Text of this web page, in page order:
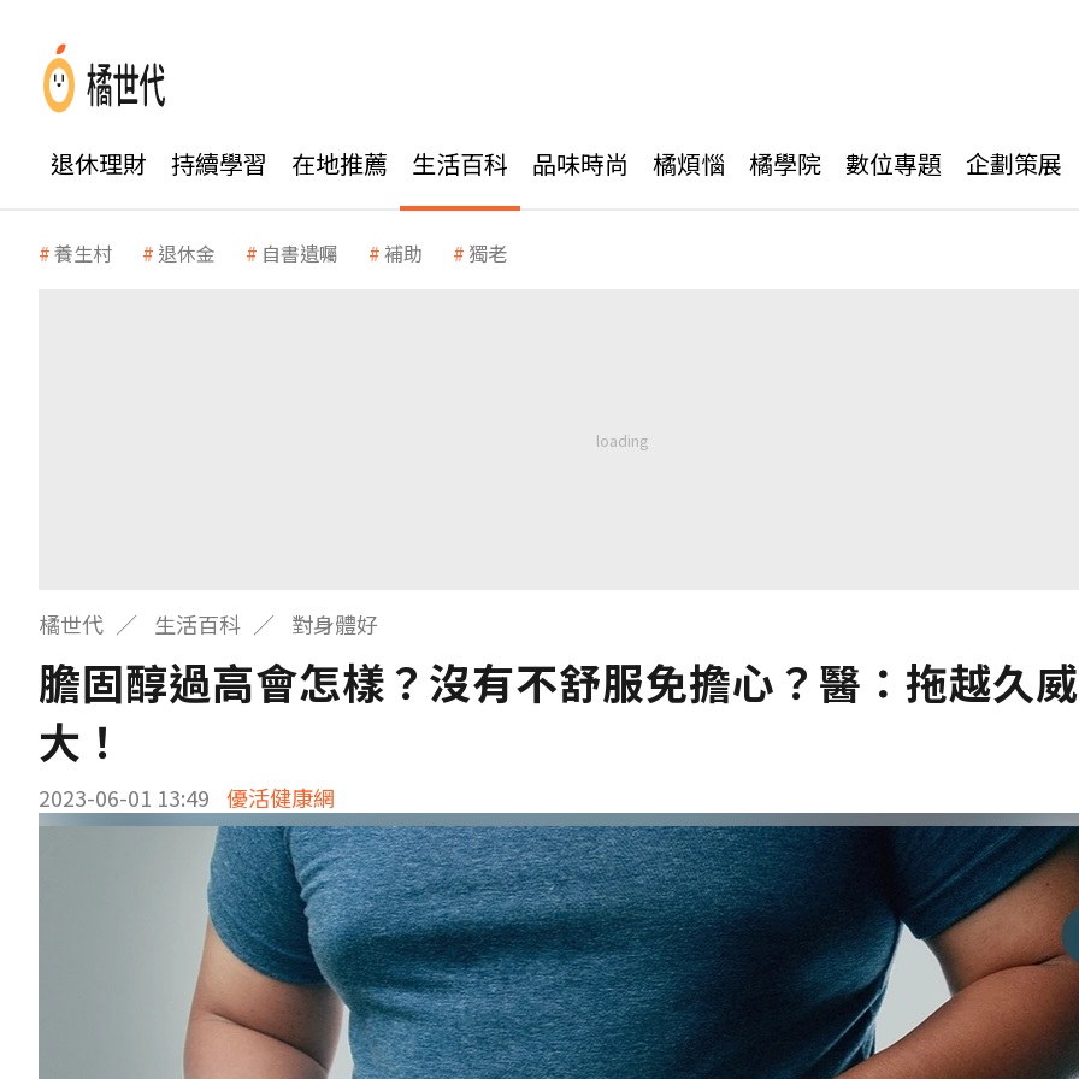
退休理財 持續學習 在地推薦 生活百科 品味時尚 橘煩惱 橘學院 數位專題 企劃策展
養生村 退休金 自書遺囑 補助 獨老
橘世代 生活百科 對身體好
膽固醇過高會怎樣？沒有不舒服免擔心？醫：拖越久
大！
2023-06-01 13:49 優活健康網